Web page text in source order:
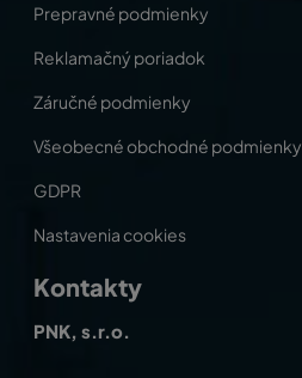
Prepravné podmienky
Reklamačný poriadok
Záručné podmienky
Všeobecné obchodné podmienky
GDPR
Nastavenia cookies
Kontakty
PNK, s.r.o.